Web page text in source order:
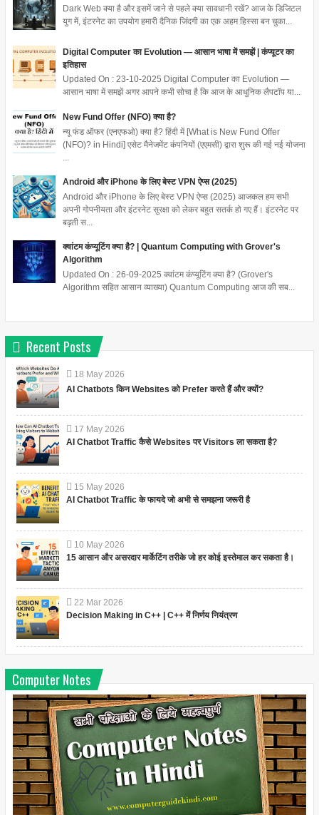
Dark Web क्या है और इसमें जाने से पहले क्या सावधानी रखें? आज के डिजिटल
युग में, इंटरनेट का उपयोग हमारी दैनिक जिंदगी का एक अहम हिस्सा बन चुका...
Digital Computer का Evolution — आसान भाषा में समझें | कंप्यूटर का
इतिहास
Updated On : 23-10-2025 Digital Computer का Evolution —
आसान भाषा में समझें अगर आपने कभी सोचा है कि आज के आधुनिक लैपटॉप या...
New Fund Offer (NFO) क्या है?
न्यू फंड ऑफर (एनएफओ) क्या है? हिंदी में [What is New Fund Offer
(NFO)? in Hindi] एसेट मैनेजमेंट कंपनियों (एएमसी) द्वारा शुरू की गई नई योजना
Android और iPhone के लिए बेस्ट VPN ऐप्स (2025)
Android और iPhone के लिए बेस्ट VPN ऐप्स (2025) आजकल हम सभी
अपनी गोपनीयता और इंटरनेट सुरक्षा को लेकर बहुत सतर्क हो गए हैं। इंटरनेट पर
बढ़ती स...
क्वांटम कंप्यूटिंग क्या है? | Quantum Computing with Grover's
Algorithm
Updated On : 26-09-2025 क्वांटम कंप्यूटिंग क्या है? (Grover's
Algorithm सहित आसान व्याख्या) Quantum Computing आज की सब...
Recent Posts
18 May 2026
AI Chatbots किन Websites को Prefer करते हैं और क्यों?
17 May 2026
AI Chatbot Traffic कैसे Websites पर Visitors ला सकता है?
15 May 2026
AI Chatbot Traffic के फायदे जो अभी से समझना जरूरी है
10 May 2026
15 आसान और असरदार मार्केटिंग तरीके जो हर कोई इस्तेमाल कर सकता है।
22 Mar 2026
Decision Making in C++ | C++ में निर्णय नियंत्रण
Computer Notes